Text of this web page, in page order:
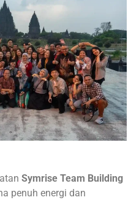
Symrise Team Building
penuh energi dan